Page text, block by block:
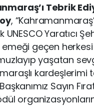
Tebrik
,
Yaratıcı
geçen
yaşatan
kardeşlerimi
Sayın